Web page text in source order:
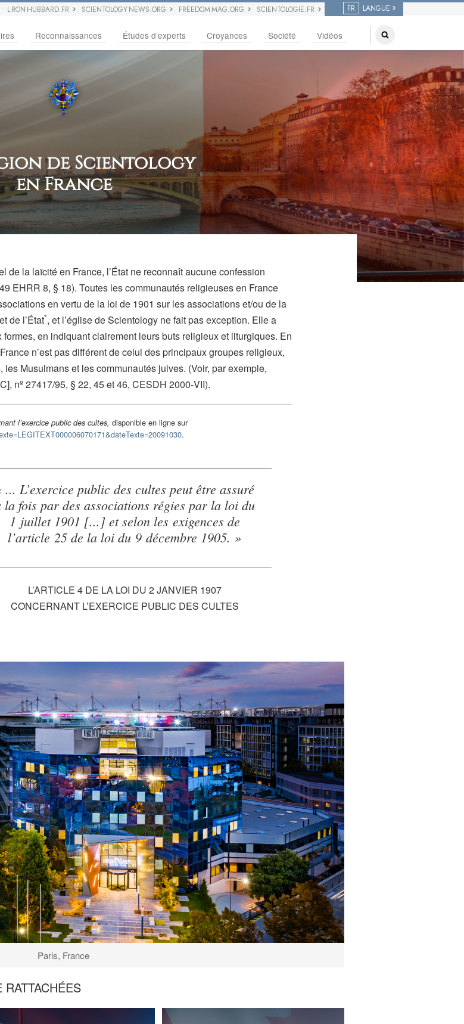
L RON HUBBARD.FR SCIENTOLOGY NEWS.ORG FREEDOM MAG.ORG SCIENTOLOGIE.FR FR LANGUE
Reconnaissances Études d’experts Croyances Société Vidéos
de Scientology
en France
de la laïcité en France, l’État ne reconnaît aucune confession
EHRR 8, § 18). Toutes les communautés religieuses en France
en vertu de la loi de 1901 sur les associations et/ou de la
de l’État*, et l’église de Scientology ne fait pas exception. Elle a
en indiquant clairement leurs buts religieux et liturgiques. En
n’est pas différent de celui des principaux groupes religieux,
Musulmans et les communautés juives. (Voir, par exemple,
nº 27417/95, § 22, 45 et 46, CESDH 2000‑VII).
l’exercice public des cultes, disponible en ligne sur
.
... L’exercice public des cultes peut être assuré
la fois par des associations régies par la loi du
1 juillet 1901 [...] et selon les exigences de
l’article 25 de la loi du 9 décembre 1905. »
L’ARTICLE 4 DE LA LOI DU 2 JANVIER 1907
CONCERNANT L’EXERCICE PUBLIC DES CULTES
Paris, France